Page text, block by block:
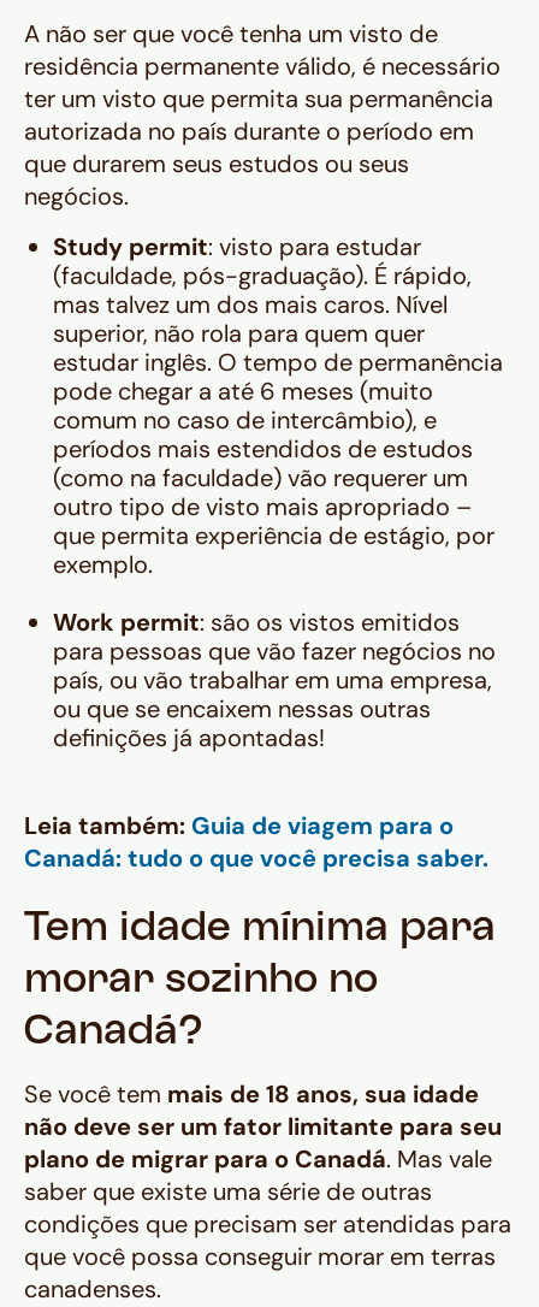
A não ser que você tenha um visto de
residência permanente válido, é necessário
ter um visto que permita sua permanência
autorizada no país durante o período em
que durarem seus estudos ou seus
negócios.
Study permit: visto para estudar
(faculdade, pós-graduação). É rápido,
mas talvez um dos mais caros. Nível
superior, não rola para quem quer
estudar inglês. O tempo de permanência
pode chegar a até 6 meses (muito
comum no caso de intercâmbio), e
períodos mais estendidos de estudos
(como na faculdade) vão requerer um
outro tipo de visto mais apropriado –
que permita experiência de estágio, por
exemplo.
Work permit: são os vistos emitidos
para pessoas que vão fazer negócios no
país, ou vão trabalhar em uma empresa,
ou que se encaixem nessas outras
definições já apontadas!
Leia também: Guia de viagem para o
Canadá: tudo o que você precisa saber.
Tem idade mínima para
morar sozinho no
Canadá?
Se você tem mais de 18 anos, sua idade
não deve ser um fator limitante para seu
plano de migrar para o Canadá. Mas vale
saber que existe uma série de outras
condições que precisam ser atendidas para
que você possa conseguir morar em terras
canadenses.